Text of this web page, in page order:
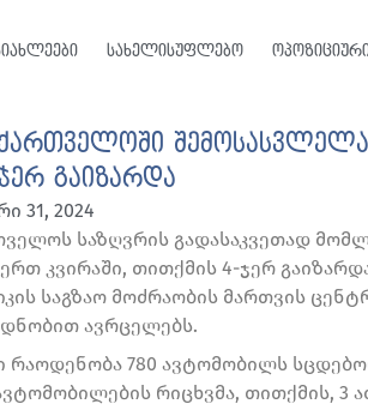
სახელისუფლებო
გაიზარდა
31, 2024
საზღვრის გადასაკვეთად
კვირაში, თითქმის 4-ჯერ
საგზაო მოძრაობის მართვის
ავრცელებს.
რაოდენობა 780 ავტომობილს
რიცხვმა, თითქმის, 3